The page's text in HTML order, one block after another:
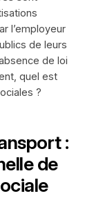
l’employeur
de leurs
de loi
quel est
?
:
de